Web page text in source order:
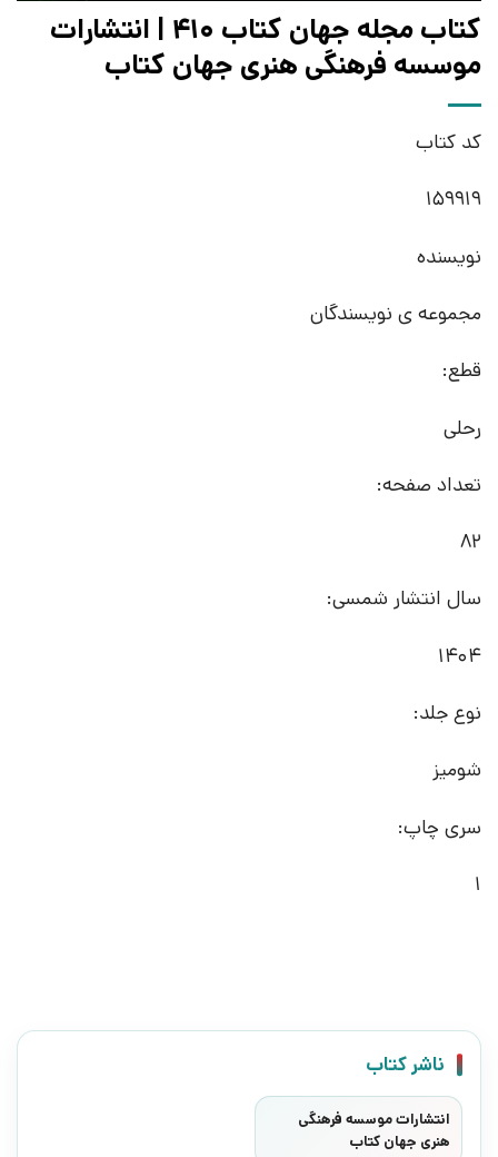
کتاب مجله جهان کتاب 410 | انتشارات
موسسه فرهنگی هنری جهان کتاب
کد کتاب
159919
نویسنده
مجموعه ی نویسندگان
قطع:
رحلی
تعداد صفحه:
82
سال انتشار شمسی:
1404
نوع جلد:
شومیز
سری چاپ:
1
ناشر کتاب
انتشارات موسسه فرهنگی
هنری جهان کتاب